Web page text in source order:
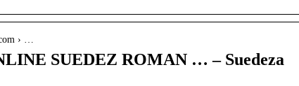
› …
SUEDEZ ROMAN … – Suedeza